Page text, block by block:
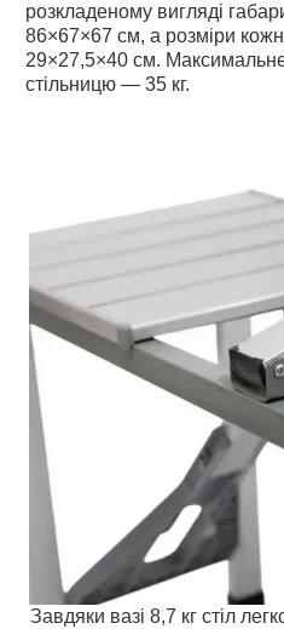
розкладеному вигляді
86×67×67 см, а розміри
29×27,5×40 см.
стільницю — 35 кг.
Завдяки вазі 8,7 кг стіл